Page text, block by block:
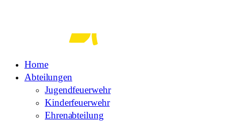
Home
Abteilungen
Jugendfeuerwehr
Kinderfeuerwehr
Ehrenabteilung